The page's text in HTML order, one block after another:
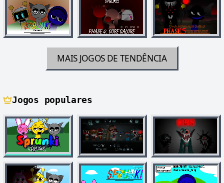
MAIS JOGOS DE TENDÊNCIA
Jogos populares